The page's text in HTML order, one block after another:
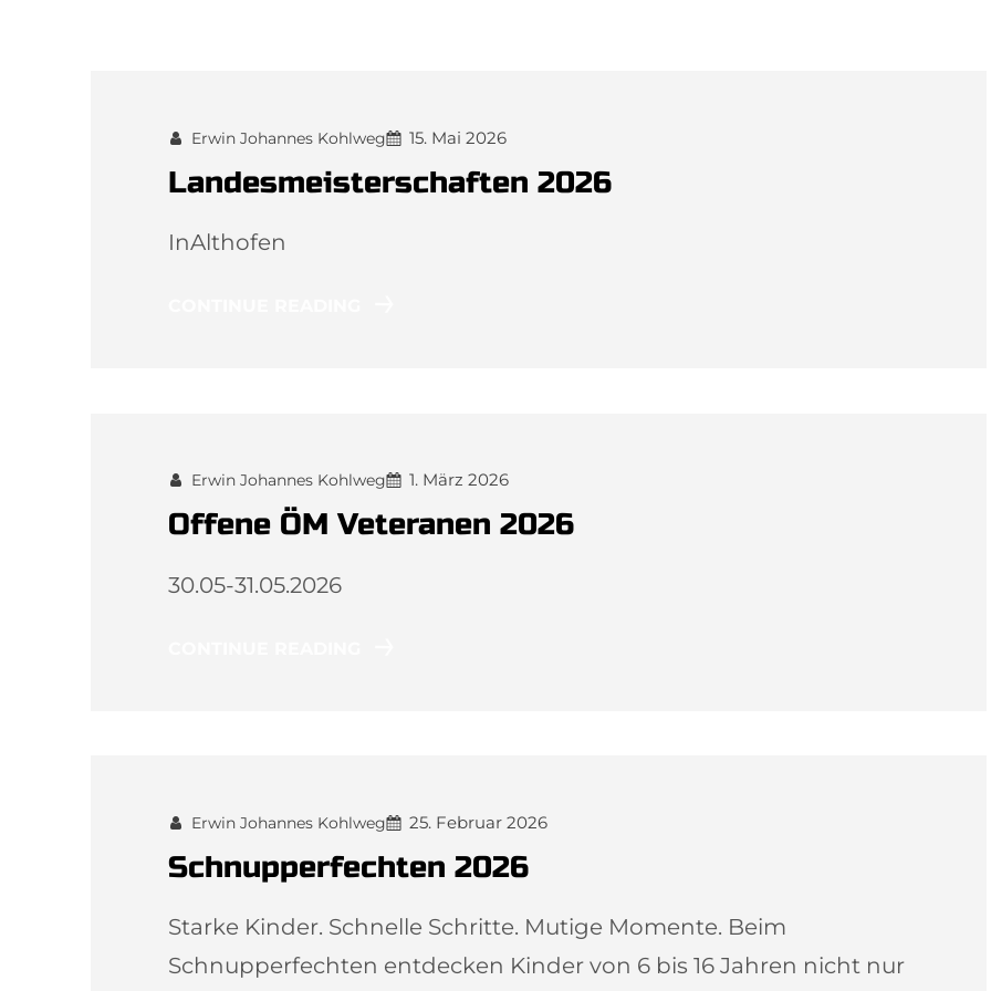
Erwin Johannes Kohlweg 15. Mai 2026
Landesmeisterschaften 2026
InAlthofen
Erwin Johannes Kohlweg 1. März 2026
Offene ÖM Veteranen 2026
30.05-31.05.2026
Erwin Johannes Kohlweg 25. Februar 2026
Schnupperfechten 2026
Starke Kinder. Schnelle Schritte. Mutige Momente. Beim
Schnupperfechten entdecken Kinder von 6 bis 16 Jahren nicht nur